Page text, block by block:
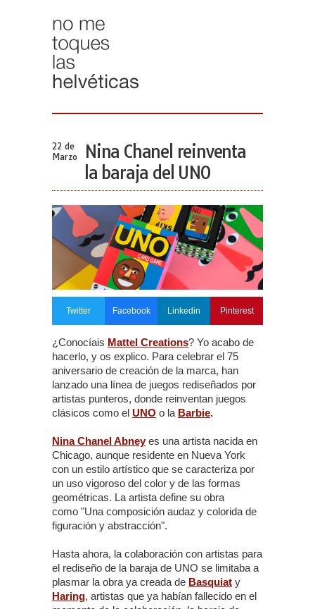
22 de
Marzo
Nina Chanel reinventa
la baraja del UNO
Twitter Facebook Linkedin Pinterest
¿Conocíais Mattel Creations? Yo acabo de
hacerlo, y os explico. Para celebrar el 75
aniversario de creación de la marca, han
lanzado una línea de juegos rediseñados por
artistas punteros, donde reinventan juegos
clásicos como el UNO o la Barbie.
Nina Chanel Abneyes una artista nacida en
Chicago, aunque residente en Nueva York
con un estilo artístico que se caracteriza por
un uso vigoroso del color y de las formas
geométricas. La artista define su obra
como "Una composición audaz y colorida de
figuración y abstracción".
Hasta ahora, la colaboración con artistas para
el rediseño de la baraja de UNO se limitaba a
plasmar la obra ya creada de Basquiat y
Haring, artistas que ya habían fallecido en el